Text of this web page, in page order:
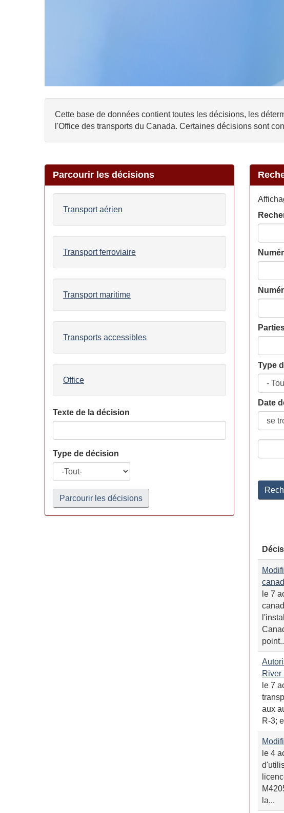
Cette base de données contient toutes les décisions, les
l'Office des transports du Canada. Certaines décisions sont
Parcourir les décisions
Transport aérien
Transport ferroviaire
Transport maritime
Transports accessibles
Office
Texte de la décision
Type de décision
Parcourir les décisions
Type
Date
le 7
River
le 7
aux
R-3;
le 4
la...